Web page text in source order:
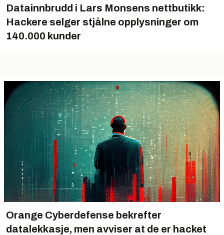
Datainnbrudd i Lars Monsens nettbutikk:
Hackere selger stjålne opplysninger om
140.000 kunder
Orange Cyberdefense bekrefter
datalekkasje, men avviser at de er hacket